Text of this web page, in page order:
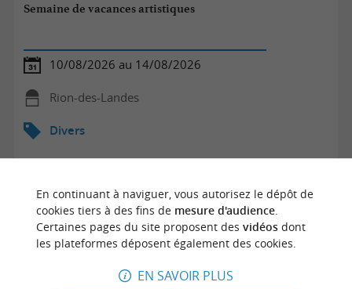
Semaine de vacances artistiques
10/08/2026 au 14/08/2026
Rion-des-Landes
Divers
En continuant à naviguer, vous autorisez le dépôt de
cookies tiers à des fins de mesure d'audience.
Certaines pages du site proposent des vidéosdont
les plateformes déposent également des cookies.
EN SAVOIR PLUS